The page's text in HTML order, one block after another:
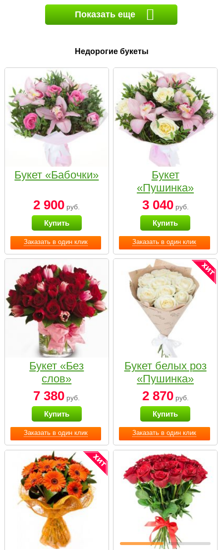
Показать еще
Недорогие букеты
Заказать в один клик
Букет «Бабочки»
2 900 руб.
Купить
Заказать в один клик
Букет
«Пушинка»
3 040руб.
Купить
Заказать в один клик
Букет «Без
слов»
7 380 руб.
Купить
Заказать в один клик
Букет белых роз
«Пушинка»
2 870руб.
Купить